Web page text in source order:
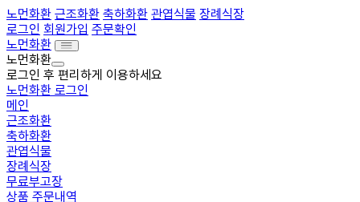
노먼화환 근조화환 축하화환 관엽식물 장례식장
로그인 회원가입 주문확인
노먼화환
노먼화환
로그인 후 편리하게 이용하세요
노먼화환 로그인
메인
근조화환
축하화환
관엽식물
장례식장
무료부고장
상품 주문내역